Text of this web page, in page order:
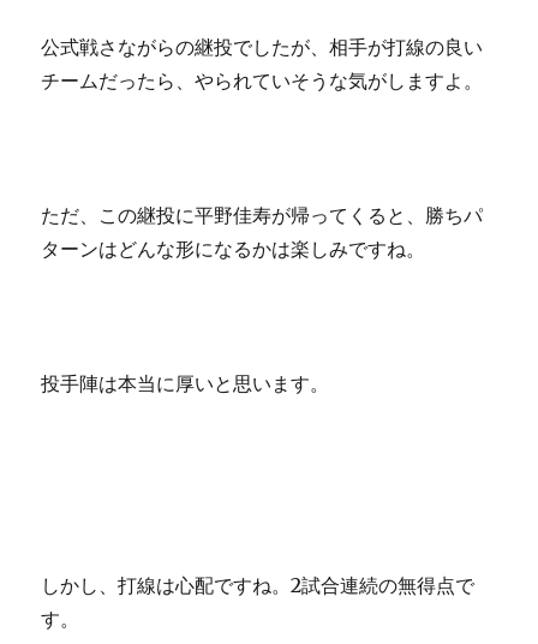
公式戦さながらの継投でしたが、相手が打線の良い
チームだったら、やられていそうな気がしますよ。
ただ、この継投に平野佳寿が帰ってくると、勝ちパ
ターンはどんな形になるかは楽しみですね。
投手陣は本当に厚いと思います。
しかし、打線は心配ですね。2試合連続の無得点で
す。